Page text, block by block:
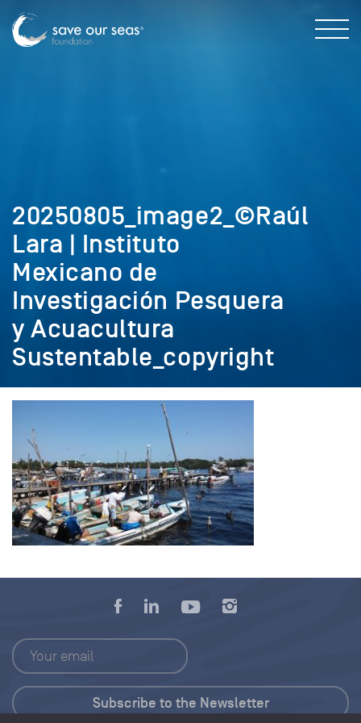
20250805_image2_©Raúl
Lara | Instituto
Mexicano de
Investigación Pesquera
y Acuacultura
Sustentable_copyright